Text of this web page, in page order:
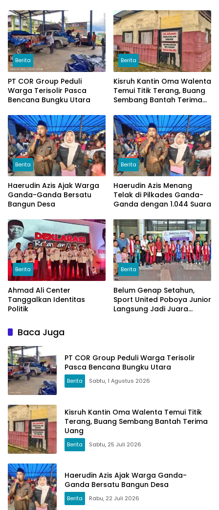
Berita
PT COR Group Peduli
Warga Terisolir Pasca
Bencana Bungku Utara
Berita
Kisruh Kantin Oma Walenta
Temui Titik Terang, Buang
Sembang Bantah Terima
Berita
Haerudin Azis Ajak Warga
Ganda-Ganda Bersatu
Bangun Desa
Berita
Haerudin Azis Menang
Telak di Pilkades Ganda-
Ganda dengan 1.044 Suara
Berita
Ahmad Ali Center
Tanggalkan Identitas
Politik
Berita
Belum Genap Setahun,
Sport United Poboya Junior
Langsung Jadi Juara
Baca Juga
PT COR Group Peduli Warga Terisolir
Pasca Bencana Bungku Utara
Berita Sabtu, 1 Agustus 2026
Kisruh Kantin Oma Walenta Temui Titik
Terang, Buang Sembang Bantah Terima
Uang
Berita Sabtu, 25 Juli 2026
Haerudin Azis Ajak Warga Ganda-
Ganda Bersatu Bangun Desa
Berita Rabu, 22 Juli 2026